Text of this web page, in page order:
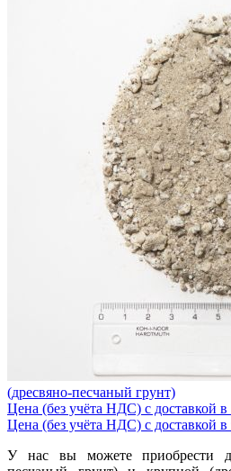
(дресвяно-песчаный грунт)
Цена (без учёта НДС) с доставкой
Цена (без учёта НДС) с доставкой в
У нас вы можете приобрести